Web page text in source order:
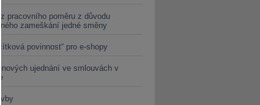
pracovního poměru z důvodu
zameškání jedné směny
povinnost“ pro e-shopy
ujednání ve smlouvách v